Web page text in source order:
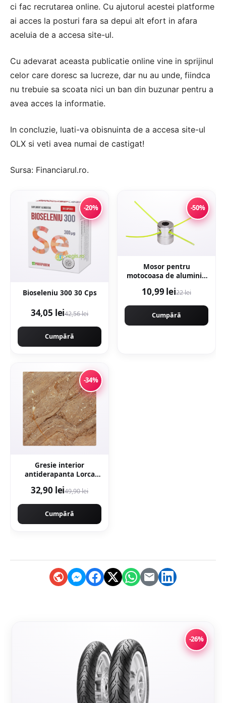
ci fac recrutarea online. Cu ajutorul acestei platforme
ai acces la posturi fara sa depui alt efort in afara
aceluia de a accesa site-ul.
Cu adevarat aceasta publicatie online vine in sprijinul
celor care doresc sa lucreze, dar nu au unde, fiindca
nu trebuie sa scoata nici un ban din buzunar pentru a
avea acces la informatie.
In concluzie, luati-va obisnuinta de a accesa site-ul
OLX si veti avea numai de castigat!
Sursa: Financiarul.ro.
-20%
Bioseleniu 300 30 Cps
34,05 lei42,56 lei
Cumpără
-50%
Mosor pentru
motocoasa de aluminiu
rapid. CMP1594
10,99 lei22 lei
Cumpără
-34%
Gresie interior
antiderapanta Lorca
mata tip marmura
32,90 lei49,90 lei
Cumpără
-26%